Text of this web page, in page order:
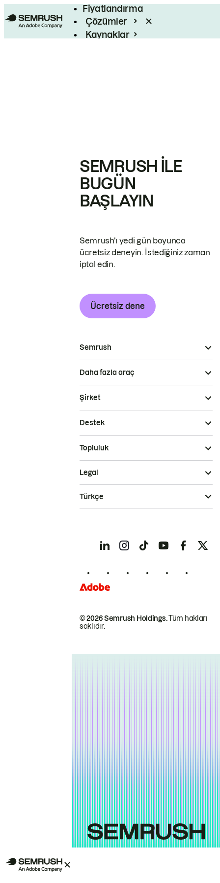
Fiyatlandırma
Çözümler
Kaynaklar
SEMRUSH ILE
BUGÜN
BAŞLAYIN
Semrush'ı yedi gün boyunca
ücretsiz deneyin. İstediğiniz zaman
iptal edin.
Ücretsiz dene
Semrush
Daha fazla araç
Şirket
Destek
Topluluk
© 2026 Semrush Holdings.Tüm hakları
saklıdır.
Legal
Türkçe